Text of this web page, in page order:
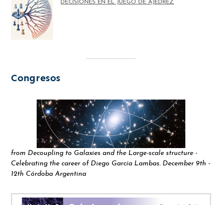
DECISIONES EN EL JUEGO DE AJEDREZ
Congresos
from Decoupling to Galaxies and the Large-scale structure -
Celebrating the career of Diego García Lambas. December 9th -
12th Córdoba Argentina